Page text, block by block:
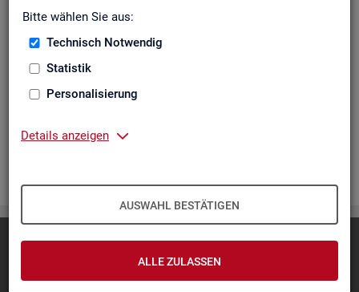
Bitte wählen Sie aus:
Technisch Notwendig
Statistik
Personalisierung
Details anzeigen
AUSWAHL BESTÄTIGEN
ALLE ZULASSEN
ak­tu­el­le Be­rich­te, wie z. B. den Mo­nats­be­richt und den BA-
neue Ver­öf­fent­li­chun­gen,
Son­der­be­rich­te,
an­de­re Neu­ig­kei­ten aus der Sta­tis­tik.
Die­ser Ser­vice ist selbst­ver­ständ­lich kos­ten­los.